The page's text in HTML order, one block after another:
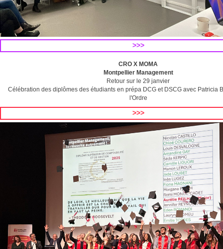
>>>
CRO X MOMA
Montpellier Management
Retour sur le 29 janvier
Célébration des diplômes des étudiants en prépa DCG et DSCG avec Patricia
l'Ordre
>>>